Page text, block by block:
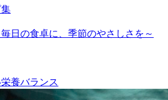
日の食卓に、季節のやさしさを～
養バランス